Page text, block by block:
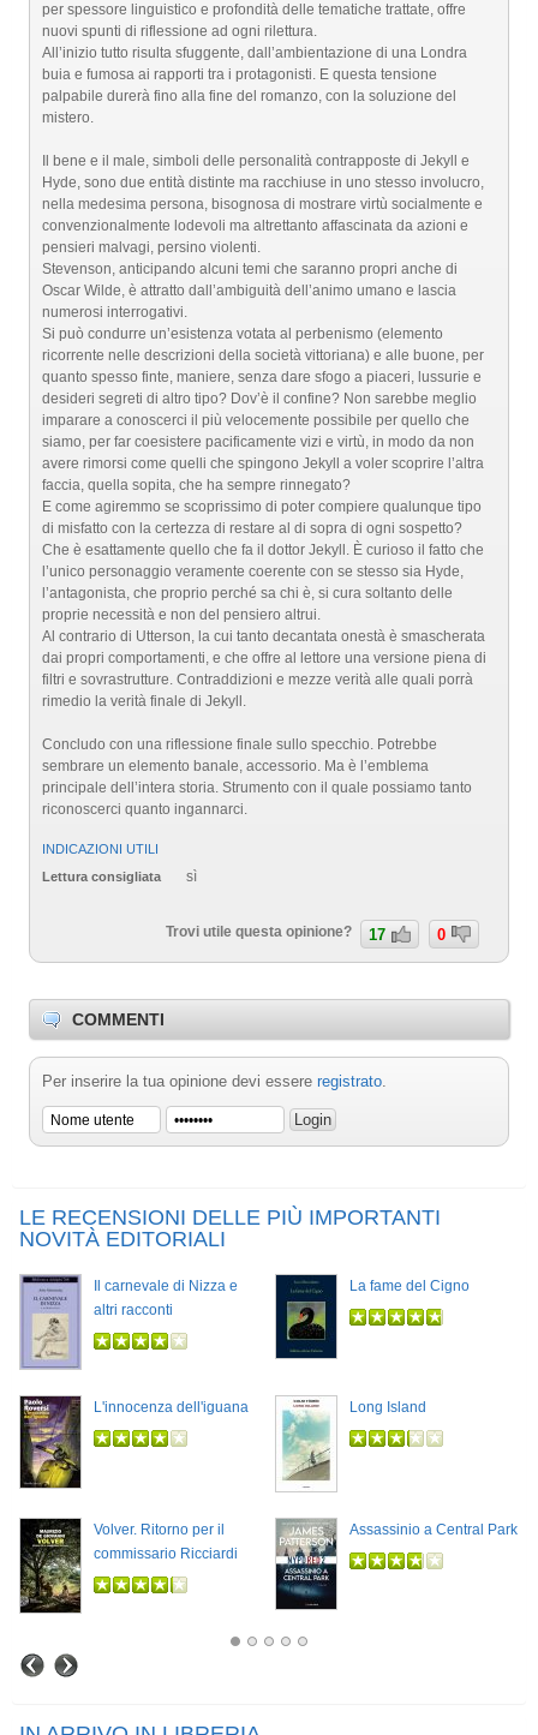
per spessore linguistico e profondità delle tematiche trattate, offre
nuovi spunti di riflessione ad ogni rilettura.
All’inizio tutto risulta sfuggente, dall’ambientazione di una Londra
buia e fumosa ai rapporti tra i protagonisti. E questa tensione
palpabile durerà fino alla fine del romanzo, con la soluzione del
mistero.
Il bene e il male, simboli delle personalità contrapposte di Jekyll e
Hyde, sono due entità distinte ma racchiuse in uno stesso involucro,
nella medesima persona, bisognosa di mostrare virtù socialmente e
convenzionalmente lodevoli ma altrettanto affascinata da azioni e
pensieri malvagi, persino violenti.
Stevenson, anticipando alcuni temi che saranno propri anche di
Oscar Wilde, è attratto dall’ambiguità dell’animo umano e lascia
numerosi interrogativi.
Si può condurre un’esistenza votata al perbenismo (elemento
ricorrente nelle descrizioni della società vittoriana) e alle buone, per
quanto spesso finte, maniere, senza dare sfogo a piaceri, lussurie e
desideri segreti di altro tipo? Dov’è il confine? Non sarebbe meglio
imparare a conoscerci il più velocemente possibile per quello che
siamo, per far coesistere pacificamente vizi e virtù, in modo da non
avere rimorsi come quelli che spingono Jekyll a voler scoprire l’altra
faccia, quella sopita, che ha sempre rinnegato?
E come agiremmo se scoprissimo di poter compiere qualunque tipo
di misfatto con la certezza di restare al di sopra di ogni sospetto?
Che è esattamente quello che fa il dottor Jekyll. È curioso il fatto che
l’unico personaggio veramente coerente con se stesso sia Hyde,
l’antagonista, che proprio perché sa chi è, si cura soltanto delle
proprie necessità e non del pensiero altrui.
Al contrario di Utterson, la cui tanto decantata onestà è smascherata
dai propri comportamenti, e che offre al lettore una versione piena di
filtri e sovrastrutture. Contraddizioni e mezze verità alle quali porrà
rimedio la verità finale di Jekyll.
Concludo con una riflessione finale sullo specchio. Potrebbe
sembrare un elemento banale, accessorio. Ma è l’emblema
principale dell’intera storia. Strumento con il quale possiamo tanto
riconoscerci quanto ingannarci.
INDICAZIONI UTILI
Lettura consigliata
sì
Trovi utile questa opinione? 17 0
COMMENTI
Per inserire la tua opinione devi essere registrato.
LE RECENSIONI DELLE PIÙ IMPORTANTI
NOVITÀ EDITORIALI
Il carnevale di Nizza e
altri racconti
La fame del Cigno
L'innocenza dell'iguana Long Island
Volver. Ritorno per il
commissario Ricciardi
Assassinio a Central Park